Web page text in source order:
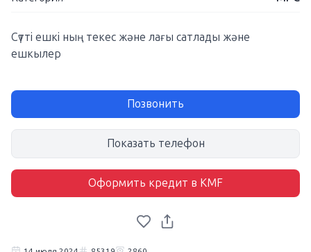
Сүтті ешкі ның текес және лағы сатлады және
ешкылер
Позвонить
Показать телефон
Оформить кредит в KMF